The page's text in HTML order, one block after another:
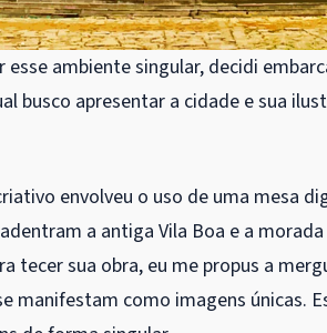
esse ambiente singular, decidi
busco apresentar a cidade e sua
envolveu o uso de uma mesa
a antiga Vila Boa e a
tecer sua obra, eu me propus a
manifestam como imagens únicas.